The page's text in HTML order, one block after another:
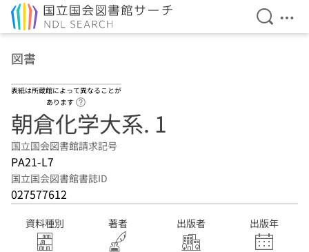
検索を
メ
図書
表紙は所蔵館によって異なることが
あります
朝倉化学大系. 1
国立国会図書館請求記号
PA21-L7
国立国会図書館書誌ID
027577612
資料種別 著者 出版者 出版年